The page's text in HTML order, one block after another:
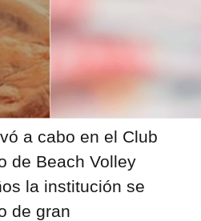
a cabo en el Club
de Beach Volley
la institución se
de gran